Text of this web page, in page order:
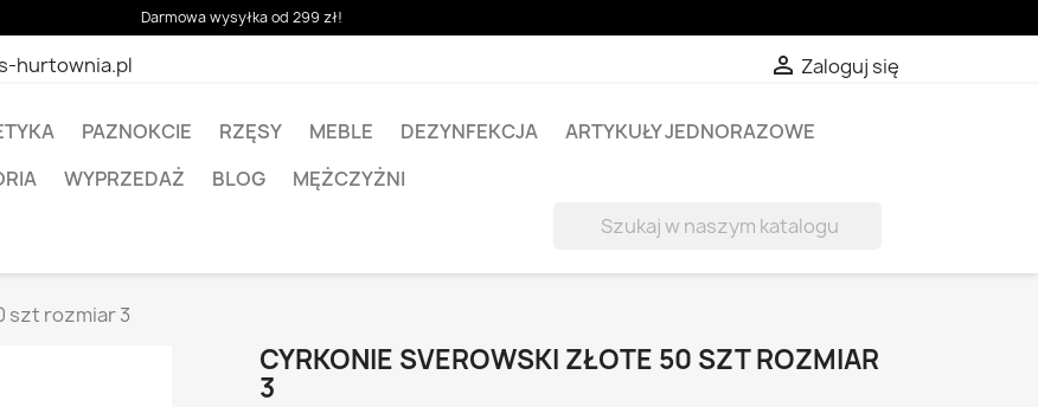
Darmowa wysyłka od 299 zł!
hurtownia.pl  Zaloguj się
PAZNOKCIE RZĘSY MEBLE DEZYNFEKCJA
ARTYKUŁY JEDNORAZOWE
WYPRZEDAŻ BLOG MĘŻCZYŻNI

szt rozmiar 3
CYRKONIE SVEROWSKI ZŁOTE 50 SZT ROZMIAR
3